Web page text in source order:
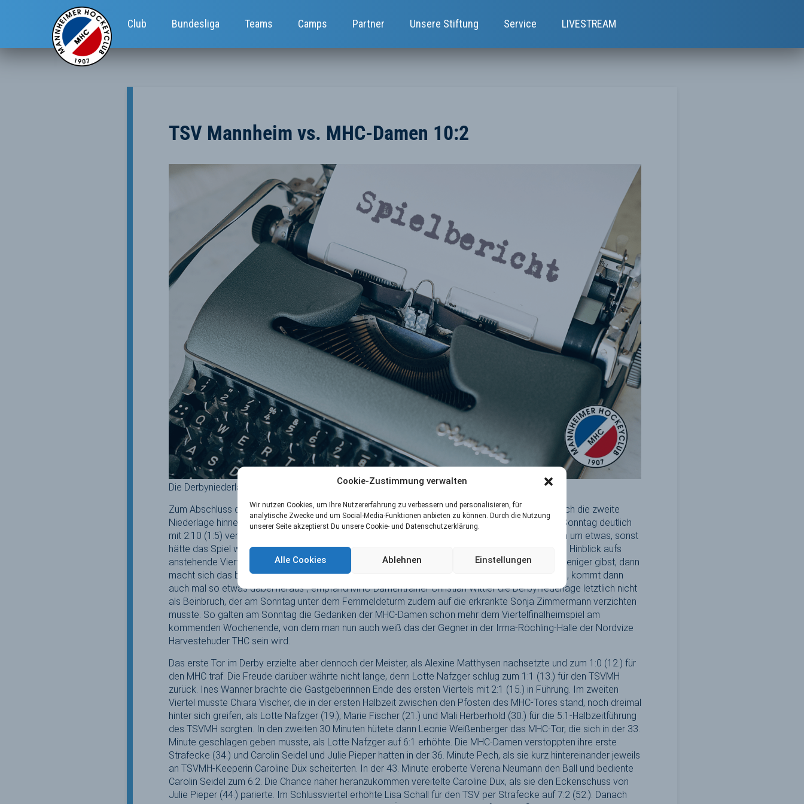
Cookie-Zustimmung verwalten
Wir nutzen Cookies, um Ihre Nutzererfahrung zu verbessern und personalisieren, für
analytische Zwecke und um Social-Media-Funktionen anbieten zu können. Durch die Nutzung
unserer Seite akzeptierst Du unsere Cookie- und Datenschutzerklärung.
Alle Cookies Ablehnen Einstellungen
Club Bundesliga Teams Camps Partner Unsere Stiftung Service LIVESTREAM
TSV Mannheim vs. MHC-Damen 10:2
Die Derbyniederlage tut angesichts von Platz eins nicht so weh – 2:10 beim TSVMH
Zum Abschluss der Ligaphase mussten die MHC-Damen in der Hallenhockey-Bundesliga Süd noch die zweite
Niederlage hinnehmen, denn das Derbyrückspiel beim TSVMH ging für die Blau-Weiß-Roten am Sonntag deutlich
mit 2:10 (1:5) verloren. „Letztlich ging es in diesem Spiel weder für uns noch für den TSVMH noch um etwas, sonst
hätte das Spiel wohl etwas anders ausgesehen. Wir hatten Platz eins schon sicher und haben im Hinblick aufs
anstehende Viertelfinale schon etwas zurückgeschraubt. Wenn du in dieser Liga zehn Prozent weniger gibst, dann
macht sich das bemerkbar und da der TSVMH durchaus Bock hatte uns noch eine zu verpassen, kommt dann
auch mal so etwas dabei heraus“, empfand MHC-Damentrainer Christian Wittler die Derbyniederlage letztlich nicht
als Beinbruch, der am Sonntag unter dem Fernmeldeturm zudem auf die erkrankte Sonja Zimmermann verzichten
musste. So galten am Sonntag die Gedanken der MHC-Damen schon mehr dem Viertelfinalheimspiel am
kommenden Wochenende, von dem man nun auch weiß das der Gegner in der Irma-Röchling-Halle der Nordvize
Harvestehuder THC sein wird.
Das erste Tor im Derby erzielte aber dennoch der Meister, als Alexine Matthysen nachsetzte und zum 1:0 (12.) für
den MHC traf. Die Freude darüber währte nicht lange, denn Lotte Nafzger schlug zum 1:1 (13.) für den TSVMH
zurück. Ines Wanner brachte die Gastgeberinnen Ende des ersten Viertels mit 2:1 (15.) in Führung. Im zweiten
Viertel musste Chiara Vischer, die in der ersten Halbzeit zwischen den Pfosten des MHC-Tores stand, noch dreimal
hinter sich greifen, als Lotte Nafzger (19.), Marie Fischer (21.) und Mali Herberhold (30.) für die 5:1-Halbzeitführung
des TSVMH sorgten. In den zweiten 30 Minuten hütete dann Leonie Weißenberger das MHC-Tor, die sich in der 33.
Minute geschlagen geben musste, als Lotte Nafzger auf 6:1 erhöhte. Die MHC-Damen verstoppten ihre erste
Strafecke (34.) und Carolin Seidel und Julie Pieper hatten in der 36. Minute Pech, als sie kurz hintereinander jeweils
an TSVMH-Keeperin Caroline Düx scheiterten. In der 43. Minute eroberte Verena Neumann den Ball und bediente
Carolin Seidel zum 6:2. Die Chance näher heranzukommen vereitelte Caroline Düx, als sie den Eckenschuss von
Julie Pieper (44.) parierte. Im Schlussviertel erhöhte Lisa Schall für den TSV per Strafecke auf 7:2 (52.). Danach